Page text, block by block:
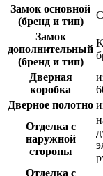
Замок основной
(бренд и тип)
Замок
дополнительный
(бренд и тип)
Дверная
коробка
Дверное полотно
Отделка с
наружной
стороны
Отделка с